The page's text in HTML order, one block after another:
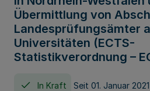
Übermittlung von
Landesprüfungsämter
Universitäten (ECTS-
Statistikverordnung –
In Kraft Seit 01. Januar 2021